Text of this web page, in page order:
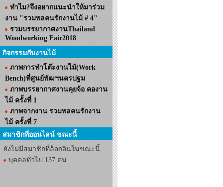
ทำไม?จึงอยากแนะนำให้มาร่วม
งาน "รวมพลคนรักงานไม้ # 4"
รวมบรรยากาศงานThailand
Woodworking Fair2018
กิจกรรมกับงานไม้
ภาพการทำโต๊ะงานไม้(Work
Bench)ที่ศูนย์พัฒฯนครปฐม
ภาพบรรยากาศงานคุยจ้อ คองาน
ไม้ ครั้งที่ 1
ภาพจากงาน รวมพลคนรักงาน
ไม้ ครั้งที่ 7
สมาชิกที่ออนไลน์ ขณะนี้
ยังไม่มีสมาชิกที่ล็อกอินในขณะนี้
บุคคลทั่วไป 137 คน